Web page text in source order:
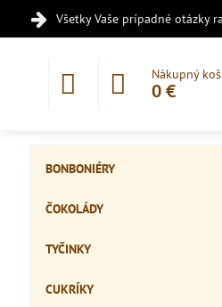
Všetky Vaše prípadné otázky
Nákupný
0 €
BONBONIÉRY
ČOKOLÁDY
TYČINKY
CUKRÍKY